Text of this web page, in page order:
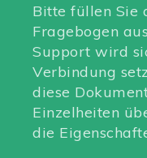
Bitte füllen Sie
Fragebogen
Support wird
Verbindung
diese
Einzelheiten
die